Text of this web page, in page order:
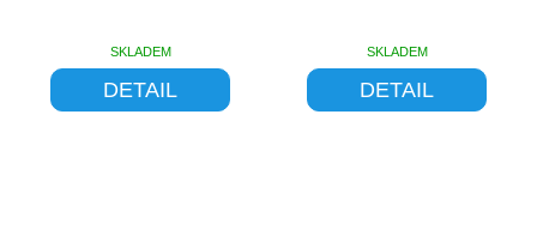
SKLADEM
DETAIL
SKLADEM
DETAIL